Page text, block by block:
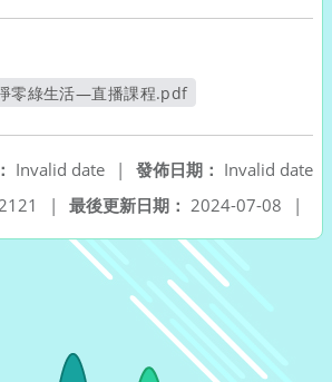
零綠生活—直播課程.pdf
發佈日期： Invalid date
Invalid date
|
最後更新日期： 2024-07-08 |
|